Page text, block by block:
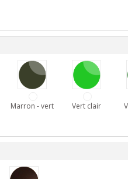
Marron - vert Vert clair